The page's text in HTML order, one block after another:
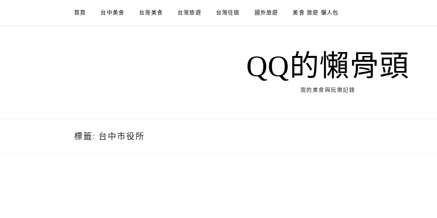
首頁 台中美食 台灣美食 台灣旅遊 台灣住宿 國外旅遊 美食 旅遊 懶人包
QQ的懶骨頭
我的美食與玩樂記錄
標籤: 台中市役所